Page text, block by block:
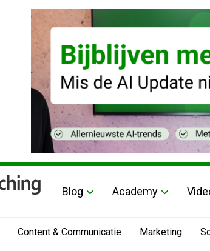
Blog Academy
Content & Communicatie Marketing